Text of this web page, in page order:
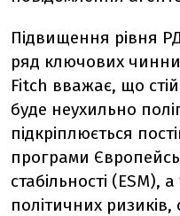
Підвищення рівня
ряд ключових
Fitch вважає, що
буде неухильно
підкріплюється
програми
стабільності
політичних